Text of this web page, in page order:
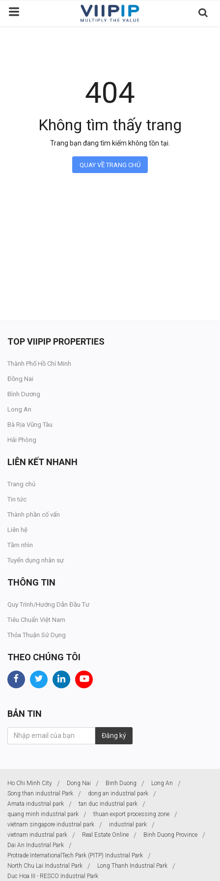
Tầm nhìn
Quy Trình/Hướng Dẫn Đầu Tư
404
Không tìm thấy trang
Trang bạn đang tìm kiếm không tồn tại.
QUAY VỀ TRANG CHỦ
TOP VIIPIP PROPERTIES
Thành Phố Hồ Chí Minh
Đồng Nai
Bình Dương
Long An
Bà Rịa Vũng Tàu
Hải Phòng
LIÊN KẾT NHANH
Trang chủ
Tin tức
Thành phần cố vấn
Liên hệ
Tầm nhìn
Tuyển dụng nhân sự
THÔNG TIN
Quy Trình/Hướng Dẫn Đầu Tư
Tiêu Chuẩn Việt Nam
Thỏa Thuận Sử Dụng
THEO CHÚNG TÔI
BẢN TIN
Đăng ký
Ho Chi Minh City Dong Nai Binh Duong
Long An
Song than industrial Park
dong an industrial park
Amata industrial park
tan duc industrial park
quang minh industrial park
thuan export processing zone
vietnam singapore industrial park
industrial park
vietnam industrial park
Real Estate Online
Binh Duong Province
Dai An Industrial Park
Protrade InternationalTech Park (PITP) Industrial Park
North Chu Lai Industrial Park
Long Thanh Industrial Park
Duc Hoa III - RESCO Industrial Park